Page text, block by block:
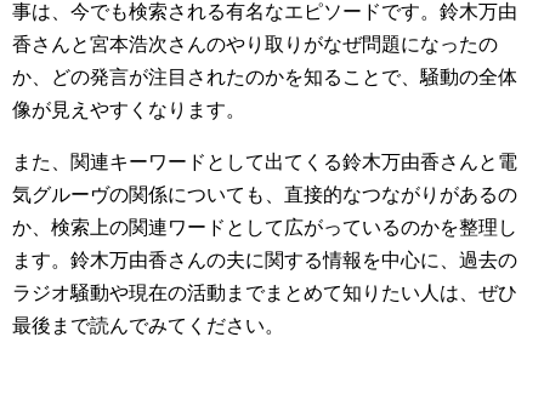
事は、今でも検索される有名なエピソードです。鈴木万由
香さんと宮本浩次さんのやり取りがなぜ問題になったの
か、どの発言が注目されたのかを知ることで、騒動の全体
像が見えやすくなります。
また、関連キーワードとして出てくる鈴木万由香さんと電
気グルーヴの関係についても、直接的なつながりがあるの
か、検索上の関連ワードとして広がっているのかを整理し
ます。鈴木万由香さんの夫に関する情報を中心に、過去の
ラジオ騒動や現在の活動までまとめて知りたい人は、ぜひ
最後まで読んでみてください。